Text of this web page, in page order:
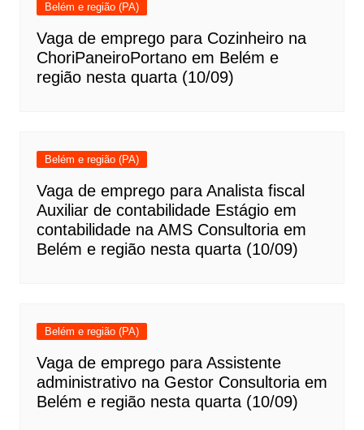
Belém e região (PA)
Vaga de emprego para Cozinheiro na
ChoriPaneiroPortano em Belém e
região nesta quarta (10/09)
Belém e região (PA)
Vaga de emprego para Analista fiscal
Auxiliar de contabilidade Estágio em
contabilidade na AMS Consultoria em
Belém e região nesta quarta (10/09)
Belém e região (PA)
Vaga de emprego para Assistente
administrativo na Gestor Consultoria em
Belém e região nesta quarta (10/09)